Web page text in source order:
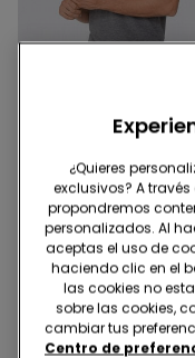
3 Colores
Shorts de Viscosa con
bolsillos y cordón
5,00 € 10,99 € -55%
¿Quieres
exclusivos? A
propondremos
personalizados. Al
aceptas el uso de
haciendo clic en el
las cookies no
sobre las cookies,
cambiar tus
Centro de